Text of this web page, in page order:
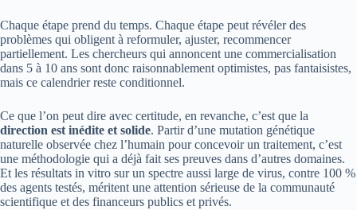
Chaque étape prend du temps. Chaque étape peut révéler des
problèmes qui obligent à reformuler, ajuster, recommencer
partiellement. Les chercheurs qui annoncent une commercialisation
dans 5 à 10 ans sont donc raisonnablement optimistes, pas fantaisistes,
mais ce calendrier reste conditionnel.
Ce que l’on peut dire avec certitude, en revanche, c’est que la
direction est inédite et solide. Partir d’une mutation génétique
naturelle observée chez l’humain pour concevoir un traitement, c’est
une méthodologie qui a déjà fait ses preuves dans d’autres domaines.
Et les résultats in vitro sur un spectre aussi large de virus, contre 100 %
des agents testés, méritent une attention sérieuse de la communauté
scientifique et des financeurs publics et privés.